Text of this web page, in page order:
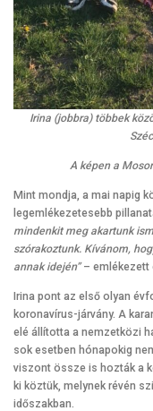
Irina (jobbra) többek
A képen a
Mint mondja, a mai napig
legemlékezetesebb
mindenkit meg akartunk
szórakoztunk. Kívánom,
annak idején”– emlékezett
Irina pont az első olyan
koronavírus-járvány. A
elé állította a nemzetközi
sok esetben hónapokig
viszont össze is hozták a
ki köztük, melynek révén
időszakban.